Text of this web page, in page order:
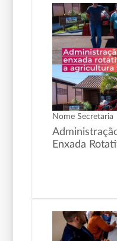
Nome Secretaria
Enxada